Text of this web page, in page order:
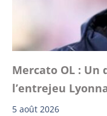
Mercato OL :
l’entrejeu
5 août 2026